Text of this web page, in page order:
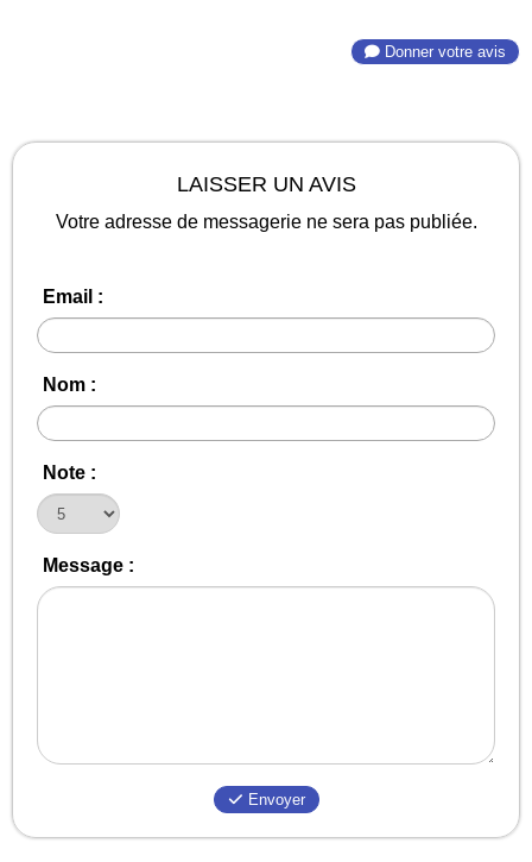
Donner votre avis
LAISSER UN AVIS
Votre adresse de messagerie ne sera pas publiée.
Email :
Nom :
Note :
Message :
Envoyer